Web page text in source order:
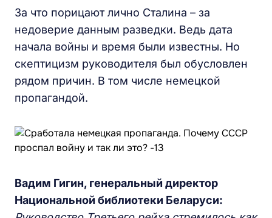
За что порицают лично Сталина – за
недоверие данным разведки. Ведь дата
начала войны и время были известны. Но
скептицизм руководителя был обусловлен
рядом причин. В том числе немецкой
пропагандой.
Вадим Гигин, генеральный директор
Национальной библиотеки Беларуси: